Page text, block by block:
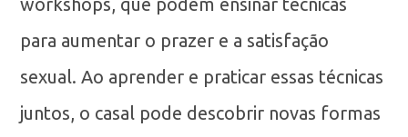
para aumentar o prazer e a satisfação
sexual. Ao aprender e praticar essas técnicas
juntos, o casal pode descobrir novas formas